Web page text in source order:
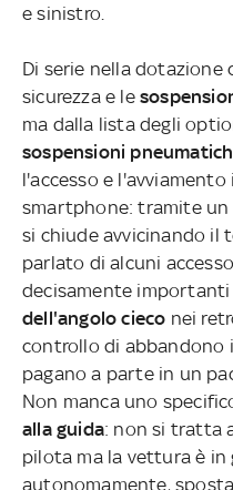
e sinistro.
Di serie nella dotazione
sicurezza e le
ma dalla lista degli
sospensioni
l'accesso e
smartphone: tramite un
si chiude avvicinando il
parlato di alcuni
decisamente importanti
dell'angolo cieco nei
controllo di abbandono
pagano a parte in un
Non manca uno
alla guida: non si tratta
pilota ma la vettura è in
autonomamente,